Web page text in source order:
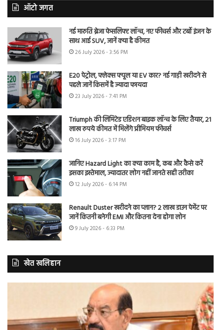
ऑटो जगत
नई मारुति ब्रेजा फेसलिफ्ट लॉन्च, नए फीचर्स और टर्बो इंजन के
साथ आई SUV, जानें क्या है कीमत
26 July 2026 - 3:56 PM
E20 पेट्रोल, फ्लेक्स फ्यूल या EV कार? नई गाड़ी खरीदने से
पहले जानें किसमें है ज्यादा फायदा
23 July 2026 - 7:41 PM
Triumph की लिमिटेड एडिशन बाइक लॉन्च के लिए तैयार, 21
लाख रुपये कीमत में मिलेंगे प्रीमियम फीचर्स
16 July 2026 - 3:17 PM
जानिए Hazard Light का क्या काम है, कब और कैसे करें
इसका इस्तेमाल, ज्यादातर लोग नहीं जानते सही तरीका
12 July 2026 - 6:14 PM
Renault Duster खरीदने का प्लान? 2 लाख डाउन पेमेंट पर
जानें कितनी बनेगी EMI और कितना देना होगा लोन
9 July 2026 - 6:33 PM
खेत खलिहान